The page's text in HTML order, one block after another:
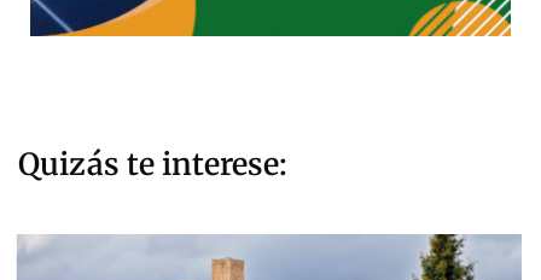
Quizás te interese: